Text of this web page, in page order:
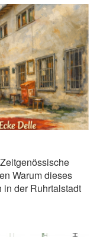
Warum dieses
der Ruhrtalstadt